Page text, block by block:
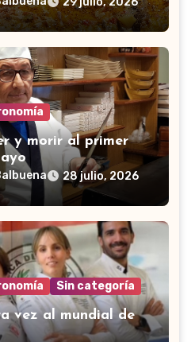
y morir al primer
28 julio, 2026
Sin categoría
vez al mundial de